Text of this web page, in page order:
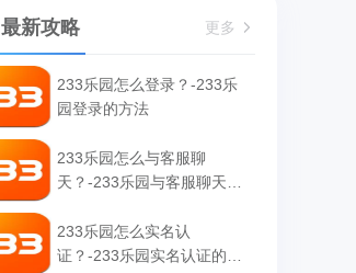
最新攻略 更多
233乐园怎么登录？-233乐
园登录的方法
233乐园怎么与客服聊
天？-233乐园与客服聊天的
233乐园怎么实名认
证？-233乐园实名认证的方